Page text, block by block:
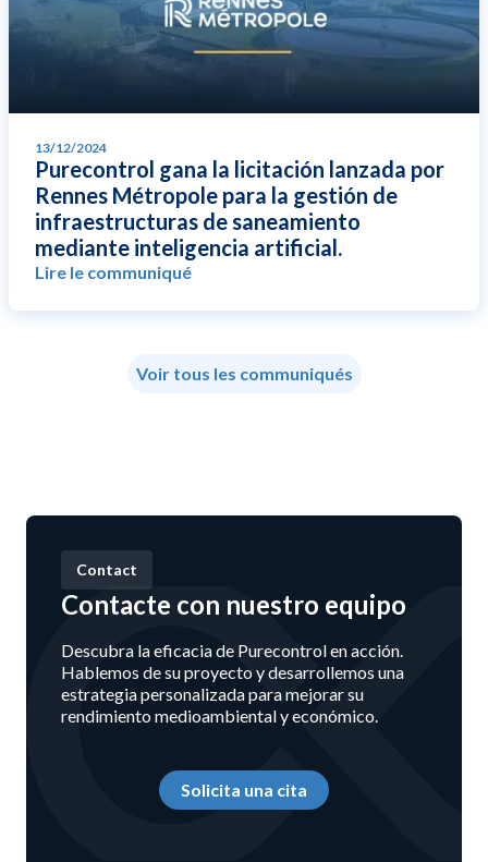
13/12/2024
Purecontrol gana la licitación lanzada por
Rennes Métropole para la gestión de
infraestructuras de saneamiento
mediante inteligencia artificial.
Lire le communiqué
Voir tous les communiqués
Contact
Contacte con nuestro equipo
Descubra la eficacia de Purecontrol en acción.
Hablemos de su proyecto y desarrollemos una
estrategia personalizada para mejorar su
rendimiento medioambiental y económico.
Solicita una cita